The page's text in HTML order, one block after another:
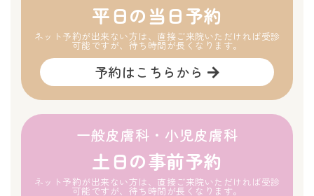
平日の当日予約
ネット予約が出来ない方は、直接ご来院いただければ受診
可能ですが、待ち時間が長くなります。
予約はこちらから
一般皮膚科・小児皮膚科
土日の事前予約
ネット予約が出来ない方は、直接ご来院いただければ受診
可能ですが、待ち時間が長くなります。